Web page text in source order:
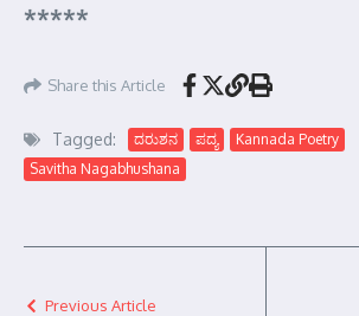
*****
Share this Article
Tagged: ದರುಶನ ಪದ್ಯ
Kannada Poetry
Savitha Nagabhushana
Previous Article